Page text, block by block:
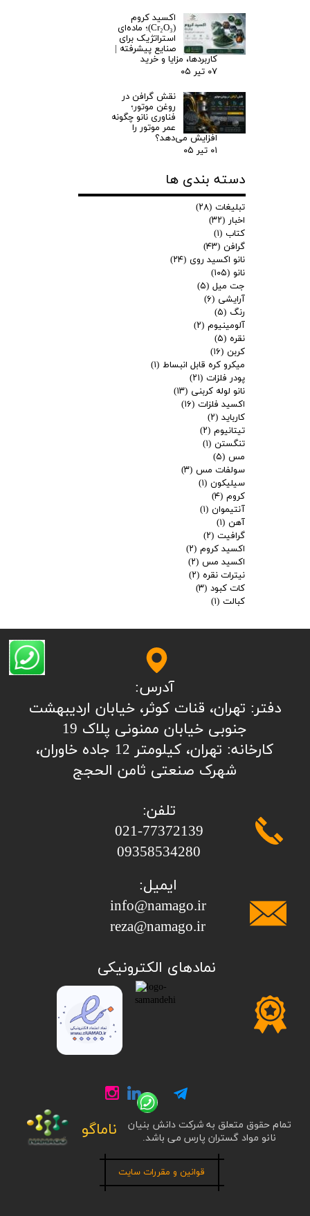
اکسید کروم
(Cr₂O₃)؛ ماده‌ای
استراتژیک برای
صنایع پیشرفته |
کاربردها، مزایا و خرید
۰۷ تیر ۰۵
نقش گرافن در
روغن موتور؛
فناوری نانو چگونه
عمر موتور را
افزایش می‌دهد؟
۰۱ تیر ۰۵
دسته بندی ها
تبلیغات (۲۸)
اخبار (۳۲)
کتاب (۱)
گرافن (۴۳)
نانو اکسید روی (۲۴)
نانو (۱۰۵)
جت میل (۵)
آرایشی (۶)
رنگ (۵)
آلومینیوم (۲)
نقره (۵)
کربن (۱۶)
میکرو کره قابل انبساط (۱)
پودر فلزات (۲۱)
نانو لوله کربنی (۱۳)
اکسید فلزات (۱۶)
کارباید (۲)
تیتانیوم (۲)
تنگستن (۱)
مس (۵)
سولفات مس (۳)
سیلیکون (۱)
کروم (۴)
آنتیموان (۱)
آهن (۱)
گرافیت (۲)
اکسید کروم (۲)
اکسید مس (۲)
نیترات نقره (۲)
کات کبود (۳)
کبالت (۱)
تمام حقوق متعلق به شرکت دانش بنیان
نانو مواد گستران پارس می باشد.
ناماگو
تلفن:
​​​​​​​021-77372139
​​​​​​​09358534280
آدرس:
​​​​​​​​دفتر: تهران، قنات کوثر، خیابان اردیبهشت
جنوبی خیابان ممنونی پلاک 19
کارخانه: تهران، کیلومتر 12 جاده خاوران،
شهرک صنعتی ثامن الحجج
ایمیل:
info@namago.ir
​​​​​​​reza@namago.ir
​نمادهای الکترونیکی
قوانین و مقررات سایت